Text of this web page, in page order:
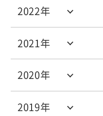
2019年
2020年
2021年
2022年